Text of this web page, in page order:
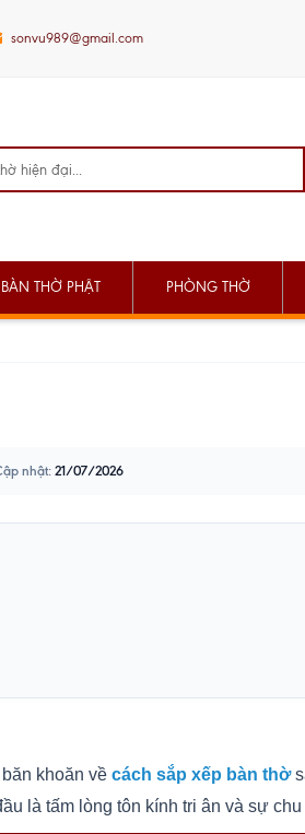
sonvu989@gmail.com
BÀN THỜ PHẬT PHÒNG THỜ
nhật:21/07/2026
khoăn về cách sắp xếp bàn thờ
là tấm lòng tôn kính tri ân và sự